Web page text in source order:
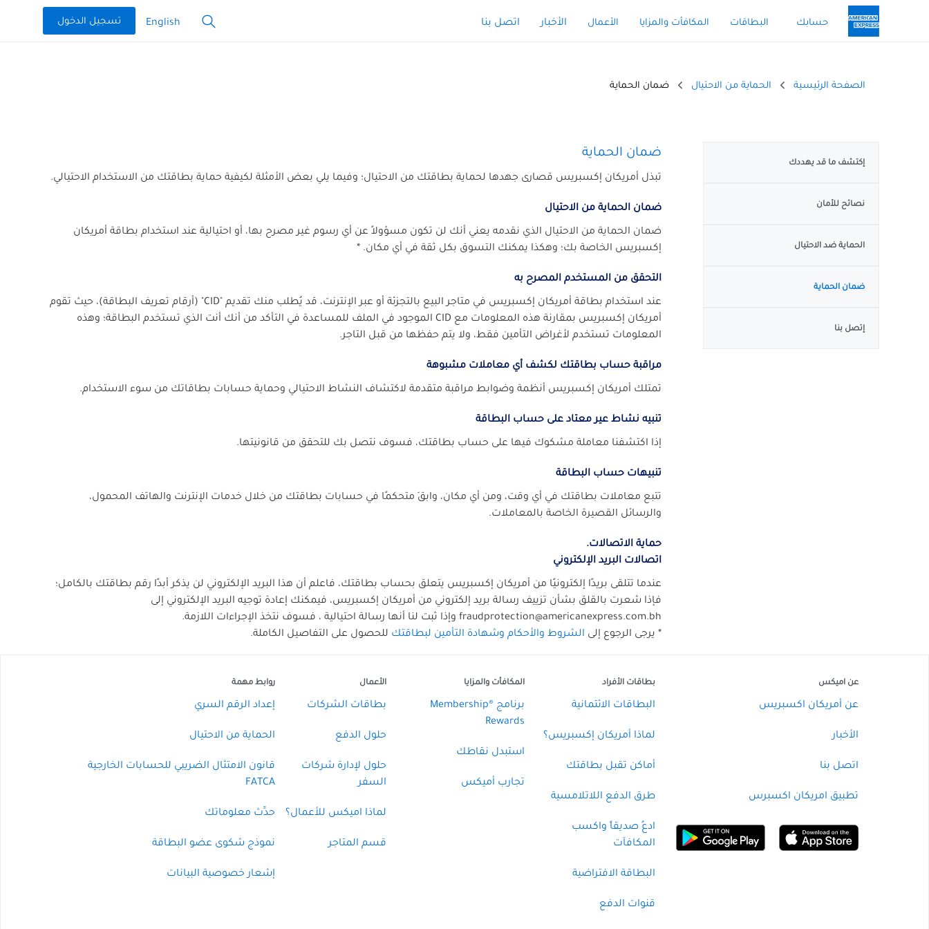
حسابك البطاقات المكافأت والمزايا الأعمال الأخبار اتصل بنا English تسجيل الدخول
الصفحة الرئيسية الحماية من الاحتيال ضمان الحماية
إكتشف ما قد يهددك
نصائح للأمان
الحماية ضد الاحتيال
ضمان الحماية
إتصل بنا
ضمان الحماية
تبذل أمريكان إكسبريس قصارى جهدها لحماية بطاقتك من الاحتيال؛ وفيما يلي بعض الأمثلة لكيفية حماية بطاقتك من الاستخدام الاحتيالي.
ضمان الحماية من الاحتيال
ضمان الحماية من الاحتيال الذي نقدمه يعني أنك لن تكون مسؤولاً عن أي رسوم غير مصرح بها، أو احتيالية عند استخدام بطاقة أمريكان
إكسبريس الخاصة بك؛ وهكذا يمكنك التسوق بكل ثقة في أي مكان. *
التحقق من المستخدم المصرح به
عند استخدام بطاقة أمريكان إكسبريس في متاجر البيع بالتجزئة أو عبر الإنترنت، قد يُطلب منك تقديم "CID" (أرقام تعريف البطاقة)، حيث تقوم
أمريكان إكسبريس بمقارنة هذه المعلومات مع CID الموجود في الملف للمساعدة في التأكد من أنك أنت الذي تستخدم البطاقة؛ وهذه
المعلومات تستخدم لأغراض التأمين فقط، ولا يتم حفظها من قبل التاجر.
مراقبة حساب بطاقتك لكشف أي معاملات مشبوهة
تمتلك أمريكان إكسبريس أنظمة وضوابط مراقبة متقدمة لاكتشاف النشاط الاحتيالي وحماية حسابات بطاقاتك من سوء الاستخدام.
تنبيه نشاط عير معتاد على حساب البطاقة
إذا اكتشفنا معاملة مشكوك فيها على حساب بطاقتك، فسوف نتصل بك للتحقق من قانونيتها.
تنبيهات حساب البطاقة
تتبع معاملات بطاقتك في أي وقت، ومن أي مكان، وابقَ متحكمًا في حسابات بطاقتك من خلال خدمات الإنترنت والهاتف المحمول،
والرسائل القصيرة الخاصة بالمعاملات.
حماية الاتصالات.
اتصالات البريد الإلكتروني
عندما تتلقى بريدًا إلكترونيًا من أمريكان إكسبريس يتعلق بحساب بطاقتك، فاعلم أن هذا البريد الإلكتروني لن يذكر أبدًا رقم بطاقتك بالكامل؛
فإذا شعرت بالقلق بشأن تزييف رسالة بريد إلكتروني من أمريكان إكسبريس، فيمكنك إعادة توجيه البريد الإلكتروني إلى
fraudprotection@americanexpress.com.bh وإذا ثبت لنا أنها رسالة احتيالية ، فسوف نتخذ الإجراءات اللازمة.
* يرجى الرجوع إلى الشروط والأحكام وشهادة التأمين لبطاقتك للحصول على التفاصيل الكاملة.
عن اميكس
عن أمريكان اكسبريس
الأخبار
اتصل بنا
تطبيق امريكان اكسبرس
بطاقات الأفراد
البطاقات الائتمانية
لماذا أمريكان إكسبريس؟
أماكن تقبل بطاقتك
طرق الدفع اللاتلامسية
ادعُ صديقاً واكسب
المكافآت
البطاقة الافتراضية
قنوات الدفع
المكافأت والمزايا
برنامج ®Membership
Rewards
استبدل نقاطك
تجارب أميكس
الأعمال
بطاقات الشركات
حلول الدفع
حلول لإدارة شركات
السفر
لماذا اميكس للأعمال؟
قسم المتاجر
روابط مهمة
إعداد الرقم السري
الحماية من الاحتيال
قانون الامتثال الضريبي للحسابات الخارجية
FATCA
حدِّث معلوماتك
نموذج شكوى عضو البطاقة
إشعار خصوصية البيانات